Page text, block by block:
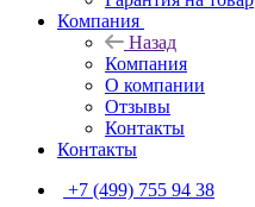
Компания
Назад
Компания
О компании
Отзывы
Контакты
Контакты
+7 (499) 755 94 38